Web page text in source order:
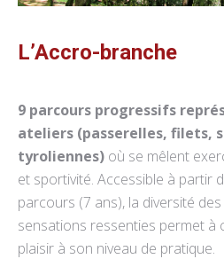
L’Accro-branche
9 parcours progressifs
ateliers (passerelles, filets,
tyroliennes) où se mêlent
et sportivité. Accessible à partir
parcours (7 ans), la diversité
sensations ressenties permet à
plaisir à son niveau de pratique.